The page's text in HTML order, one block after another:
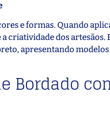
e formas. Quando
criatividade dos artesãos.
apresentando
Bordado